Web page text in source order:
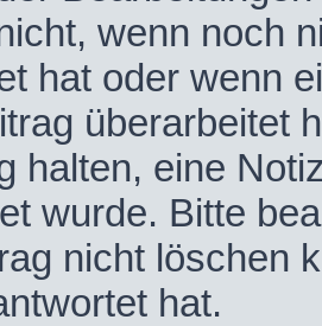
wenn noch
hat oder wenn
überarbeitet
halten, eine
wurde. Bitte
nicht löschen
hat.